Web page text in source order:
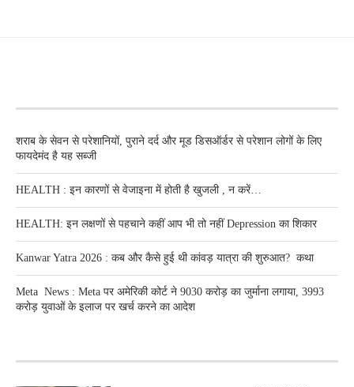
शराब के सेवन से परेशानियों, पुराने दर्द और मूड डिसऑर्डर से परेशान लोगों के लिए
फायदेमंद है यह सब्जी
HEALTH : इन कारणों से वेजाइना में होती है खुजली , न करें…
HEALTH: इन लक्षणों से पहचाने कहीं आप भी तो नहीं Depression का शिकार
Kanwar Yatra 2026 : कब और कैसे हुई थी कांवड़ यात्रा की शुरुआत? कथा
Meta News : Meta पर अमेरिकी कोर्ट ने 9030 करोड़ का जुर्माना लगाया, 3993
करोड़ युवाओं के इलाज पर खर्च करने का आदेश